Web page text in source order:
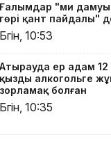
100-ге жуық
мигрант
қаза тапты
14
қыркүйектен
бастап
тұрғын үй
Ғалымдар "ми
гөрі қант пайдалы"
Бүгін, 10:53
Атырауда ер адам
қызды алкогольге
зорламақ болған
Бүгін, 10:35